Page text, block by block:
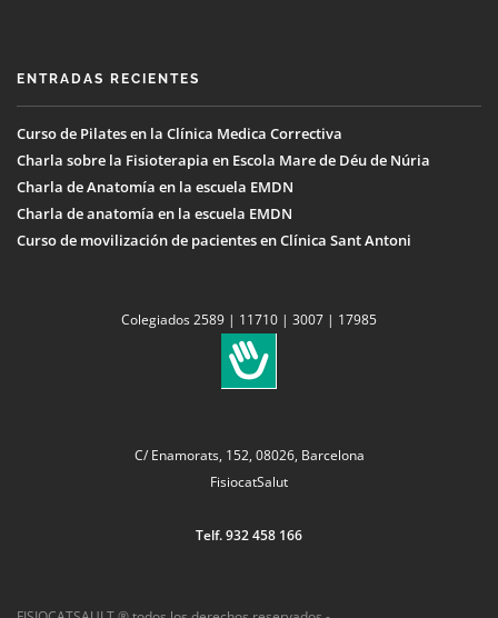
ENTRADAS RECIENTES
Curso de Pilates en la Clínica Medica Correctiva
Charla sobre la Fisioterapia en Escola Mare de Déu de Núria
Charla de Anatomía en la escuela EMDN
Charla de anatomía en la escuela EMDN
Curso de movilización de pacientes en Clínica Sant Antoni
Colegiados 2589 | 11710 | 3007 | 17985
C/ Enamorats, 152, 08026, Barcelona
FisiocatSalut
Telf. 932 458 166